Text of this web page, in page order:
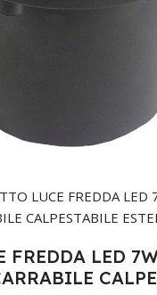
LUCE FREDDA LED
CALPESTABILE
FREDDA LED